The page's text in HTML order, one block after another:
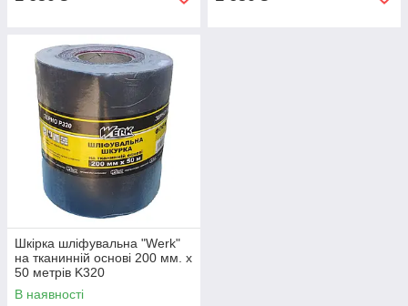
Шкірка шліфувальна "Werk"
на тканинній основі 200 мм. х
50 метрів K320
В наявності